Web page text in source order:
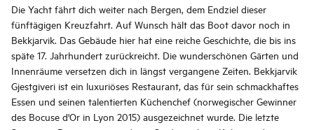
Die Yacht fährt dich weiter nach Bergen, dem Endziel dieser
fünftägigen Kreuzfahrt. Auf Wunsch hält das Boot davor noch in
Bekkjarvik. Das Gebäude hier hat eine reiche Geschichte, die bis ins
späte 17. Jahrhundert zurückreicht. Die wunderschönen Gärten und
Innenräume versetzen dich in längst vergangene Zeiten. Bekkjarvik
Gjestgiveri ist ein luxuriöses Restaurant, das für sein schmackhaftes
Essen und seinen talentierten Küchenchef (norwegischer Gewinner
des Bocuse d'Or in Lyon 2015) ausgezeichnet wurde. Die letzte